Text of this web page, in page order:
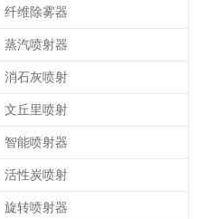
纤维除雾器
蒸汽喷射器
消石灰喷射
文丘里喷射
智能喷射器
活性炭喷射
旋转喷射器